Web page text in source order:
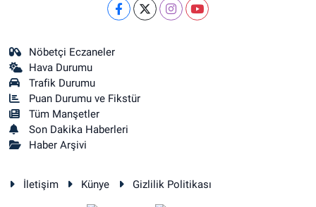
Nöbetçi Eczaneler
Hava Durumu
Trafik Durumu
Puan Durumu ve Fikstür
Tüm Manşetler
Son Dakika Haberleri
Haber Arşivi
İletişim Künye Gizlilik Politikası